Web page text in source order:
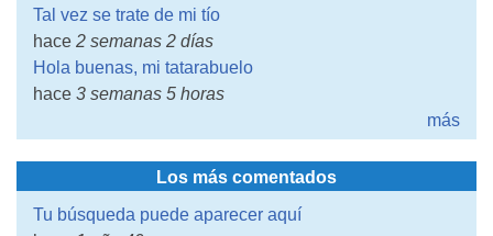
Tal vez se trate de mi tío
hace 2 semanas 2 días
Hola buenas, mi tatarabuelo
hace 3 semanas 5 horas
más
Los más comentados
Tu búsqueda puede aparecer aquí